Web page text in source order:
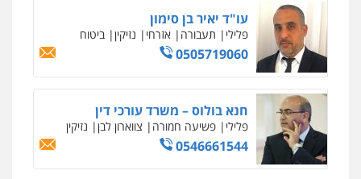
עו"ד יאיר בן סימון
פלילי תעבורה אזרחי נזיקין ביטוח
0505719060
חנא בולוס – משרד עורכי דין
פלילי פשיעה חמורה צווארון לבן נזיקין
0546661544
0544500346